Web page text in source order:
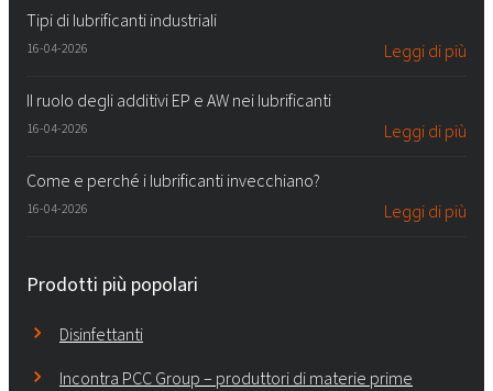
Tipi di lubrificanti industriali
16-04-2026 Leggi di più
Il ruolo degli additivi EP e AW nei lubrificanti
16-04-2026 Leggi di più
Come e perché i lubrificanti invecchiano?
16-04-2026 Leggi di più
Prodotti più popolari
Disinfettanti
Incontra PCC Group – produttori di materie prime